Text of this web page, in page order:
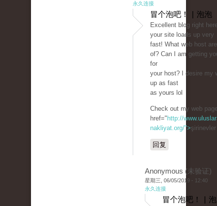
永久连接
冒个泡吧！ | 泡泡
Excellent blog right
your site loads up very
fast! What web host
of? Can I am getting
for
your host? I desire my
up as fast
as yours lol
Check out my web
href=" http://
nakliyat.org/">
回复
Anonymous (未验证)
星期三, 06/05/2019 - 12:40
永久连接
冒个泡吧！ |